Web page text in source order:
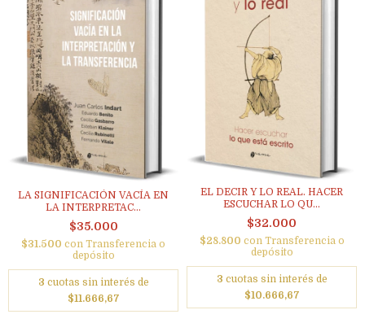
LA SIGNIFICACIÓN VACÍA EN
LA INTERPRETAC...
$35.000
$31.500 con Transferencia o
depósito
3 cuotas sin interés de
$11.666,67
EL DECIR Y LO REAL. HACER
ESCUCHAR LO QU...
$32.000
$28.800 con Transferencia o
depósito
3 cuotas sin interés de
$10.666,67